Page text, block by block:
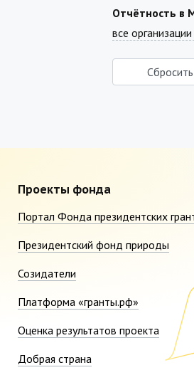
Отчётность в
все организации
Проекты фонда
Портал Фонда президентских
Президентский фонд природы
Созидатели
Платформа «гранты.рф»
Оценка результатов проекта
Добрая страна